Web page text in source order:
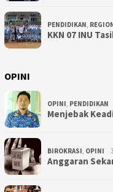
PENDIDIKAN,
KKN 07 INU
OPINI
OPINI, PENDIDIKAN
Menjebak
BIROKRASI, OPINI
Anggaran